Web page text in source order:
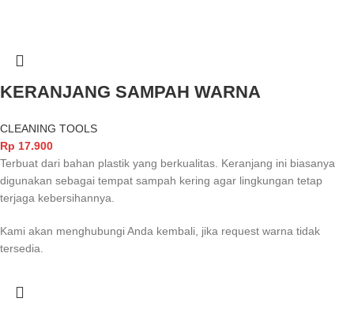
KERANJANG SAMPAH WARNA
CLEANING TOOLS
Rp 17.900
Terbuat dari bahan plastik yang berkualitas. Keranjang ini biasanya
digunakan sebagai tempat sampah kering agar lingkungan tetap
terjaga kebersihannya.
Kami akan menghubungi Anda kembali, jika request warna tidak
tersedia.